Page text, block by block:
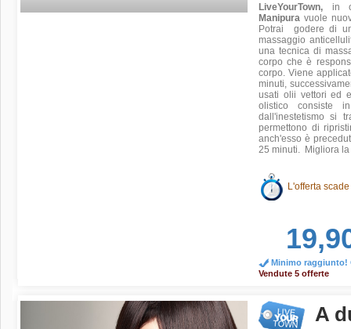
LiveYourTown, in
Manipura vuole
Potrai godere di
massaggio
una tecnica di
corpo che è
corpo. Viene
minuti,
usati olii vettori ed
olistico consiste
dall'inestetismo si
permettono di
anch'esso è
25 minuti. Migliora
L'offerta
Minimo raggiunto!
Vendute 5 offerte
A